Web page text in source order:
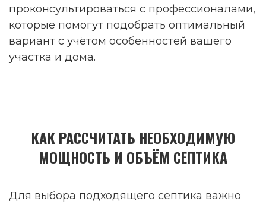
проконсультироваться с профессионалами,
которые помогут подобрать оптимальный
вариант с учётом особенностей вашего
участка и дома.
КАК РАССЧИТАТЬ НЕОБХОДИМУЮ
МОЩНОСТЬ И ОБЪЁМ СЕПТИКА
Для выбора подходящего септика важно